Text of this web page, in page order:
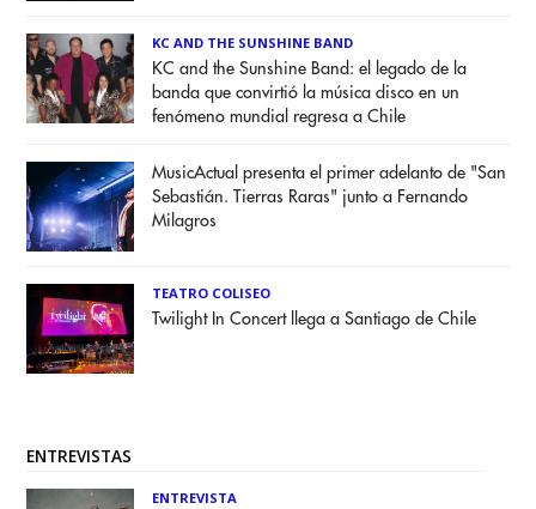
KC AND THE SUNSHINE BAND
KC and the Sunshine Band: el legado de la
banda que convirtió la música disco en un
fenómeno mundial regresa a Chile
MusicActual presenta el primer adelanto de "San
Sebastián. Tierras Raras" junto a Fernando
Milagros
TEATRO COLISEO
Twilight In Concert llega a Santiago de Chile
ENTREVISTAS
ENTREVISTA